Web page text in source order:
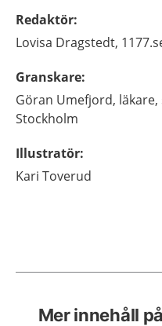
Redaktör:
Lovisa Dragstedt,
Granskare:
Göran Umefjord,
Stockholm
Illustratör:
Kari Toverud
Mer innehåll